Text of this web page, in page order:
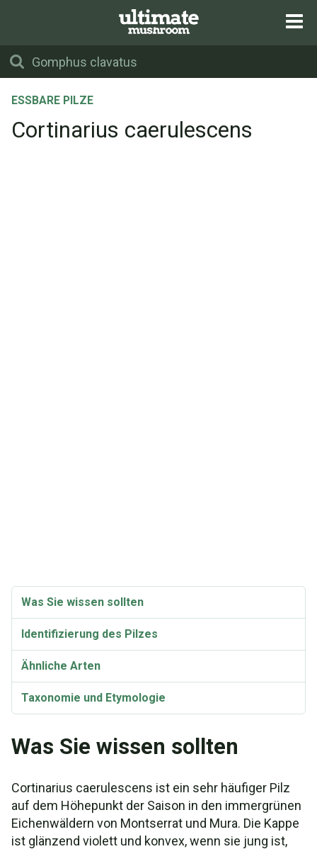
ESSBARE PILZE
Cortinarius caerulescens
Was Sie wissen sollten
Identifizierung des Pilzes
Ähnliche Arten
Taxonomie und Etymologie
Was Sie wissen sollten
Cortinarius caerulescens ist ein sehr häufiger Pilz
auf dem Höhepunkt der Saison in den immergrünen
Eichenwäldern von Montserrat und Mura. Die Kappe
ist glänzend violett und konvex, wenn sie jung ist,